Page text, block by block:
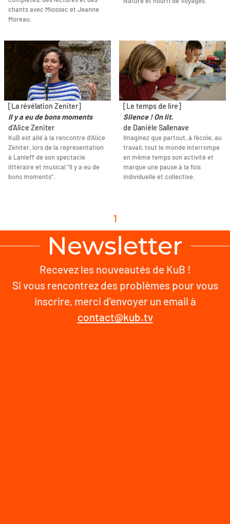
chants avec Miossec et Jeanne
Moreau.
[La révélation Zeniter]
Il y a eu de bons moments
d'Alice Zeniter
KuB est allé à la rencontre d'Alice
Zeniter, lors de la représentation
à Lanleff de son spectacle
littéraire et musical "Il y a eu de
bons moments".
[Le temps de lire]
Silence ! On lit.
de Danièle Sallenave
Imaginez que partout, à l’école, au
travail, tout le monde interrompe
en même temps son activité et
marque une pause à la fois
individuelle et collective.
1
Newsletter
Recevez les nouveautés de KuB !
Si vous rencontrez des problèmes pour vous
inscrire, merci d'envoyer un email à
contact@kub.tv